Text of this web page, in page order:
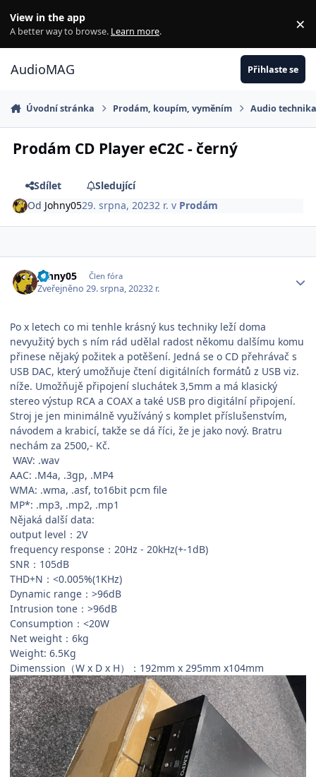
View in the app
A better way to browse. Learn more. ×
AudioMAG Přihlaste se
Úvodní stránka Prodám, koupím, vyměním Audio
Prodám CD Player eC2C - černý
Sdílet
Sledující
Od Johny0529. srpna, 20232 r. v Prodám
Johny05 Člen fóra
Zveřejněno29. srpna, 20232 r.
Po x letech co mi tenhle krásný kus techniky leží doma
nevyužitý bych s ním rád udělal radost někomu dalšímu komu
přinese nějaký požitek a potěšení. Jedná se o CD přehrávač s
USB DAC, který umožňuje čtení digitálních formátů z USB viz.
níže. Umožňujě připojení sluchátek 3,5mm a má klasický
stereo výstup RCA a COAX a také USB pro digitální připojení.
Stroj je jen minimálně využíváný s komplet příslušenstvím,
návodem a krabicí, takže se dá říci, že je jako nový. Bratru
nechám za 2500,- Kč.
WAV: .wav
AAC: .M4a, .3gp, .MP4
WMA: .wma, .asf, to16bit pcm file
MP*: .mp3, .mp2, .mp1
Nějaká další data:
output level：2V
frequency response：20Hz - 20kHz(+-1dB)
SNR：105dB
THD+N：<0.005%(1KHz)
Dynamic range：>96dB
Intrusion tone：>96dB
Consumption：<20W
Net weight：6kg
Weight: 6.5Kg
Dimenssion（W x D x H）：192mm x 295mm x104mm